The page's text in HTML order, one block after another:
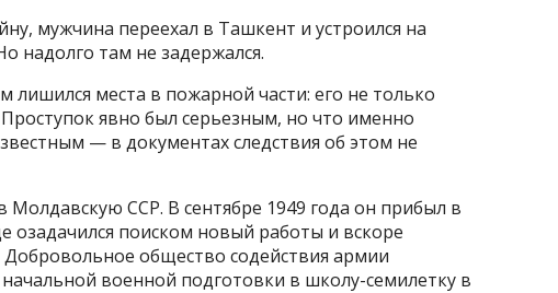
мужчина переехал в Ташкент и устроился на
надолго там не задержался.
лишился места в пожарной части: его не только
явно был серьезным, но что именно
— в документах следствия об этом не
Молдавскую ССР. В сентябре 1949 года он прибыл в
озадачился поиском новый работы и вскоре
общество содействия армии
военной подготовки в школу-семилетку в